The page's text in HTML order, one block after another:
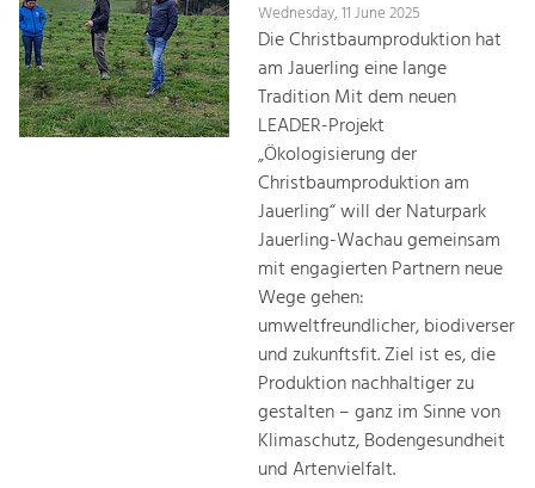
Social Affairs, Education
& Identity
Equality, Youth and Integration.
Climate Change, Public Transport and
Increase in Regional Value Added.
Wednesday, 11 June 2025
Die Christbaumproduktion hat
am Jauerling eine lange
Tradition Mit dem neuen
LEADER-Projekt
„Ökologisierung der
Christbaumproduktion am
Jauerling“ will der Naturpark
Jauerling-Wachau gemeinsam
mit engagierten Partnern neue
Wege gehen:
umweltfreundlicher, biodiverser
und zukunftsfit. Ziel ist es, die
Produktion nachhaltiger zu
gestalten – ganz im Sinne von
Klimaschutz, Bodengesundheit
und Artenvielfalt.